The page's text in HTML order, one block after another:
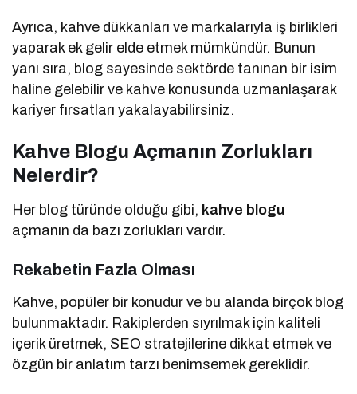
Ayrıca, kahve dükkanları ve markalarıyla iş birlikleri
yaparak ek gelir elde etmek mümkündür. Bunun
yanı sıra, blog sayesinde sektörde tanınan bir isim
haline gelebilir ve kahve konusunda uzmanlaşarak
kariyer fırsatları yakalayabilirsiniz.
Kahve Blogu Açmanın Zorlukları
Nelerdir?
Her blog türünde olduğu gibi, kahve blogu
açmanın da bazı zorlukları vardır.
Rekabetin Fazla Olması
Kahve, popüler bir konudur ve bu alanda birçok blog
bulunmaktadır. Rakiplerden sıyrılmak için kaliteli
içerik üretmek, SEO stratejilerine dikkat etmek ve
özgün bir anlatım tarzı benimsemek gereklidir.